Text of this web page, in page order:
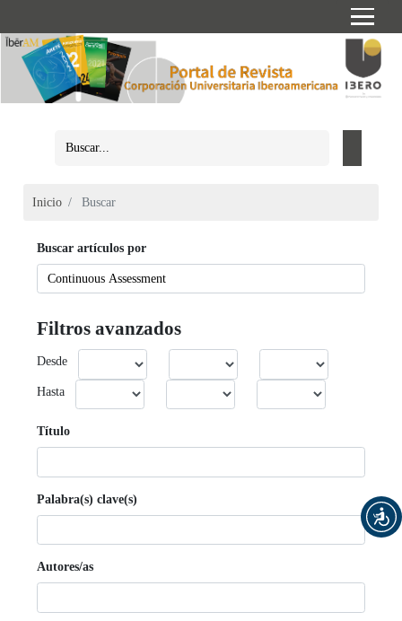
Inicio Buscar
Buscar artículos por
Filtros avanzados
Desde
Hasta
Título
Palabra(s) clave(s)
Autores/as